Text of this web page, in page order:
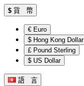
$ 貨 幣
€ Euro
$ Hong Kong Dollar
£ Pound Sterling
$ US Dollar
語 言